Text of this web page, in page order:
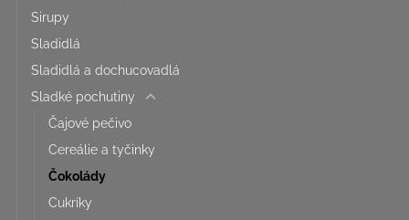
Sirupy
Sladidlá
Sladidlá a dochucovadlá
Sladké pochutiny
Čajové pečivo
Cereálie a tyčinky
Čokolády
Cukríky